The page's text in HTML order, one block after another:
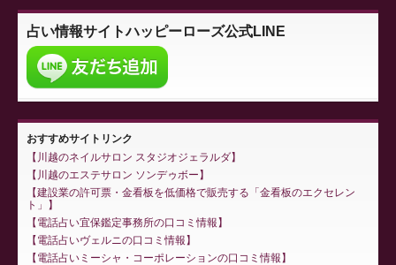
占い情報サイトハッピーローズ公式LINE
おすすめサイトリンク
川越のネイルサロン スタジオジェラルダ
川越のエステサロン ソンデゥボー
建設業の許可票・金看板を低価格で販売する「金看板のエクセレン
ト」
電話占い宜保鑑定事務所の口コミ情報
電話占いヴェルニの口コミ情報
電話占いミーシャ・コーポレーションの口コミ情報